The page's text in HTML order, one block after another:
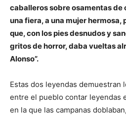
caballeros sobre osamentas de
una fiera, a una mujer hermosa,
que, con los pies desnudos y
gritos de horror, daba vueltas
Alonso”.
Estas dos leyendas demuestran
entre el pueblo contar leyendas
en la que las campanas